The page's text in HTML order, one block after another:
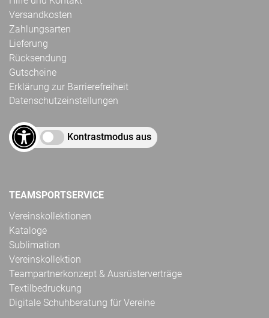
Versandkosten
Zahlungsarten
Lieferung
Rücksendung
Gutscheine
Erklärung zur Barrierefreiheit
Datenschutzeinstellungen
Kontrastmodus aus
TEAMSPORTSERVICE
Vereinskollektionen
Kataloge
Sublimation
Vereinskollektion
Teampartnerkonzept & Ausrüsterverträge
Textilbedruckung
Digitale Schuhberatung für Vereine